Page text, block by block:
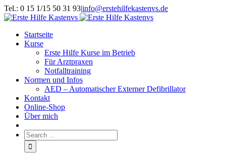
Tel.: 0 15 1/15 50 31 93|info@erstehilfekastenvs.de
Startseite
Kurse
Erste Hilfe Kurse im Betrieb
Für Arztpraxen
Notfalltraining
Normen und Infos
AED – Automatischer Externer Defibrillator
Kontakt
Online-Shop
Über mich